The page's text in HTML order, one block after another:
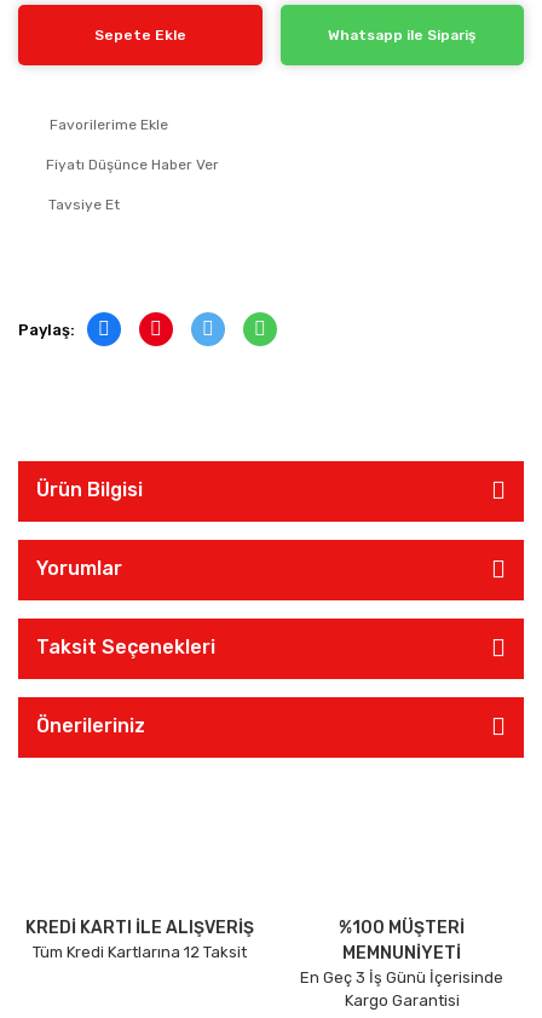
Sepete Ekle Whatsapp ile Sipariş
Fiyatı Düşünce Haber Ver
Tavsiye Et
Paylaş:
Ürün Bilgisi
Yorumlar
Taksit Seçenekleri
Önerileriniz
KREDİ KARTI İLE ALIŞVERİŞ
Tüm Kredi Kartlarına 12 Taksit
%100 MÜŞTERİ
MEMNUNİYETİ
En Geç 3 İş Günü İçerisinde
Kargo Garantisi